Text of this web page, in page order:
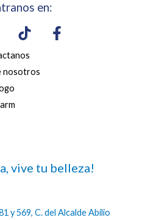
en:
nosotros
vive tu belleza!
y 569, C. del Alcalde Abilio